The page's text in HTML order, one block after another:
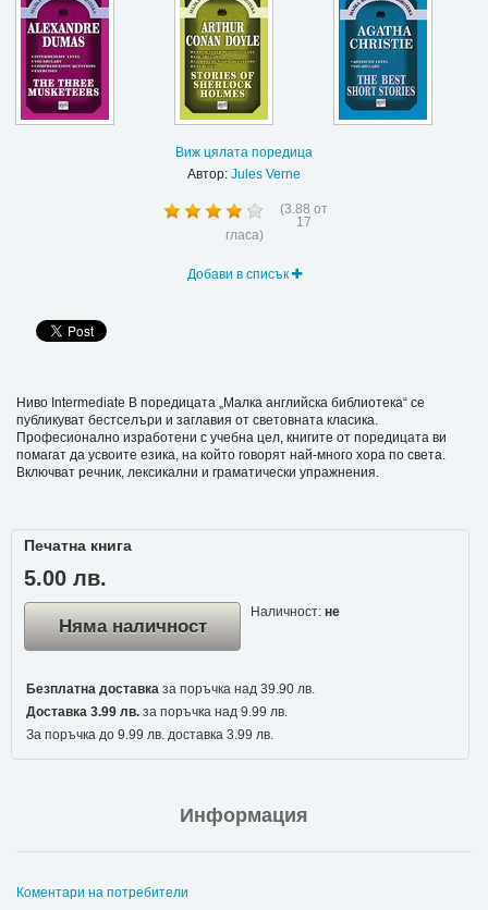
Виж цялата поредица
Автор: Jules Verne
(3.88 от
17
гласа)
Добави в списък
Ниво Intermediate В поредицата „Малка английска библиотека“ се
публикуват бестселъри и заглавия от световната класика.
Професионално изработени с учебна цел, книгите от поредицата ви
помагат да усвоите езика, на който говорят най-много хора по света.
Включват речник, лексикални и граматически упражнения.
Печатна книга
5.00 лв.
Няма наличност
Наличност: не
Безплатна доставказа поръчка над 39.90 лв.
Доставка 3.99 лв.за поръчка над 9.99 лв.
За поръчка до 9.99 лв. доставка 3.99 лв.
Информация
Коментари на потребители